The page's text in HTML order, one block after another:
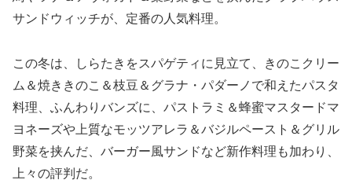
サンドウィッチが、定番の人気料理。
この冬は、しらたきをスパゲティに見立て、きのこクリー
ム＆焼ききのこ＆枝豆＆グラナ・パダーノで和えたパスタ
料理、ふんわりバンズに、パストラミ＆蜂蜜マスタードマ
ヨネーズや上質なモッツアレラ＆バジルペースト＆グリル
野菜を挟んだ、バーガー風サンドなど新作料理も加わり、
上々の評判だ。